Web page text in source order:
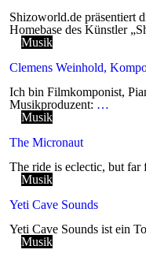
Shizoworld.de präsentiert
Homebase des Künstler
Musik
Clemens Weinhold,
Ich bin Filmkomponist,
Musikproduzent: …
Musik
The Micronaut
The ride is eclectic, but far
Musik
Yeti Cave Sounds
Yeti Cave Sounds ist ein
Musik